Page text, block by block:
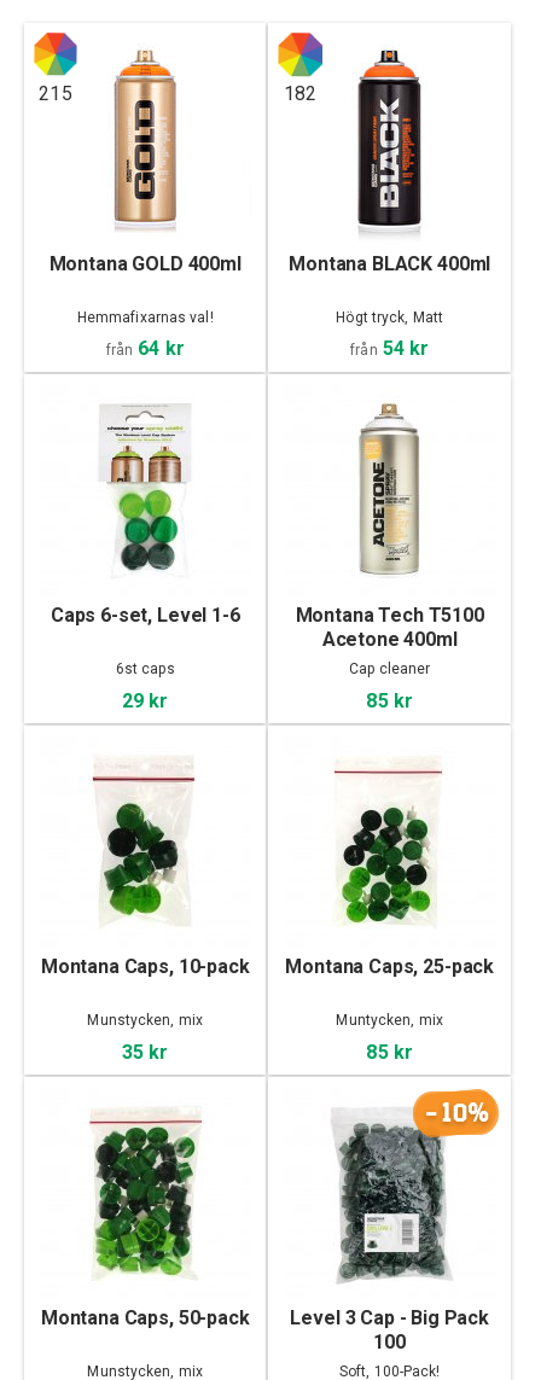
215
Montana GOLD 400ml
Hemmafixarnas val!
från 64 kr
182
Montana BLACK 400ml
Högt tryck, Matt
från 54 kr
Caps 6-set, Level 1-6
6st caps
29 kr
Montana Tech T5100
Acetone 400ml
Cap cleaner
85 kr
Montana Caps, 10-pack
Munstycken, mix
35 kr
Montana Caps, 25-pack
Muntycken, mix
85 kr
Montana Caps, 50-pack
Munstycken, mix
-10%
Level 3 Cap - Big Pack
100
Soft, 100-Pack!